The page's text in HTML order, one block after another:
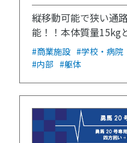
縦移動可能で狭い通
能！！本体質量15kg
#商業施設 #学校・病院
#内部 #躯体